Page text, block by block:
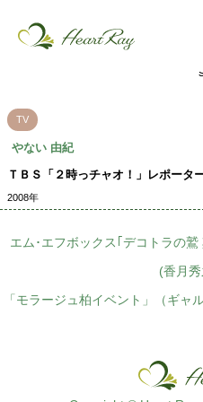
TV
やない 由紀
ＴＢＳ「２時っチャオ！」レポータ
2008年
エム･エフボックス｢デコトラの
(香月
「モラージュ柏イベント」（ギャ